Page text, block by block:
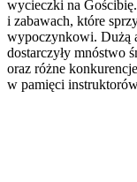
wycieczki na
i zabawach, które
wypoczynkowi. Dużą
dostarczyły mnóstwo
oraz różne
w pamięci